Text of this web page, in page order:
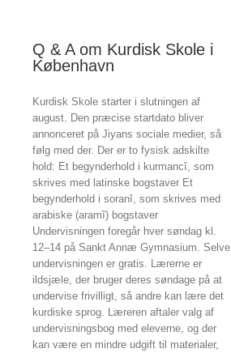
Q & A om Kurdisk Skole i
København
Kurdisk Skole starter i slutningen af
august. Den præcise startdato bliver
annonceret på Jiyans sociale medier, så
følg med der. Der er to fysisk adskilte
hold: Et begynderhold i kurmancî, som
skrives med latinske bogstaver Et
begynderhold i soranî, som skrives med
arabiske (aramî) bogstaver
Undervisningen foregår hver søndag kl.
12–14 på Sankt Annæ Gymnasium. Selve
undervisningen er gratis. Lærerne er
ildsjæle, der bruger deres søndage på at
undervise frivilligt, så andre kan lære det
kurdiske sprog. Læreren aftaler valg af
undervisningsbog med eleverne, og der
kan være en mindre udgift til materialer,